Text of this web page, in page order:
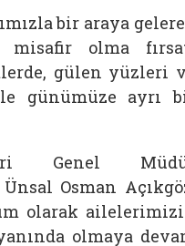
bir araya
misafir olma
gülen yüzleri
günümüze ayrı
Genel
Ünsal Osman
olarak
olmaya